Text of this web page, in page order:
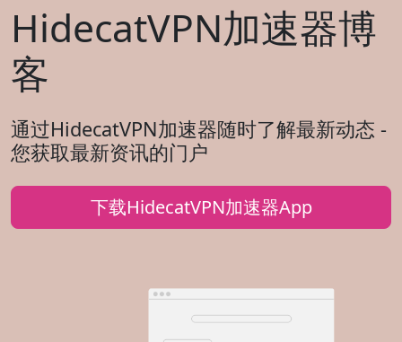
HidecatVPN加速器博
客
通过HidecatVPN加速器随时了解最新动态 -
您获取最新资讯的门户
下载HidecatVPN加速器App